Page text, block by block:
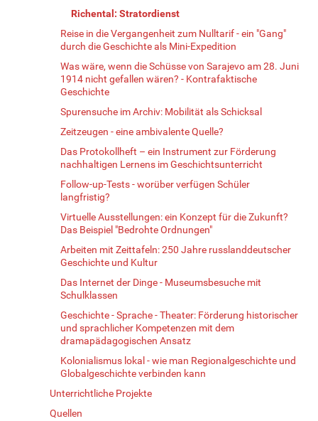
Richental: Stratordienst
Reise in die Vergangenheit zum Nulltarif - ein "Gang"
durch die Geschichte als Mini-Expedition
Was wäre, wenn die Schüsse von Sarajevo am 28. Juni
1914 nicht gefallen wären? - Kontrafaktische
Geschichte
Spurensuche im Archiv: Mobilität als Schicksal
Zeitzeugen - eine ambivalente Quelle?
Das Protokollheft – ein Instrument zur Förderung
nachhaltigen Lernens im Geschichtsunterricht
Follow-up-Tests - worüber verfügen Schüler
langfristig?
Virtuelle Ausstellungen: ein Konzept für die Zukunft?
Das Beispiel "Bedrohte Ordnungen"
Arbeiten mit Zeittafeln: 250 Jahre russlanddeutscher
Geschichte und Kultur
Das Internet der Dinge - Museumsbesuche mit
Schulklassen
Geschichte - Sprache - Theater: Förderung historischer
und sprachlicher Kompetenzen mit dem
dramapädagogischen Ansatz
Kolonialismus lokal - wie man Regionalgeschichte und
Globalgeschichte verbinden kann
Unterrichtliche Projekte
Quellen